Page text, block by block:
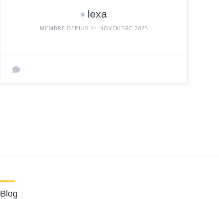
lexa
MEMBRE DEPUIS 24 NOVEMBRE 2025
Blog